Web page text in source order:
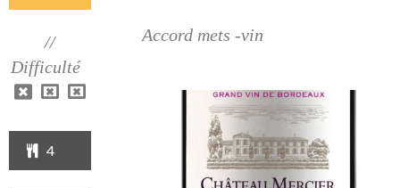
//
Difficulté
4
Accord mets -vin